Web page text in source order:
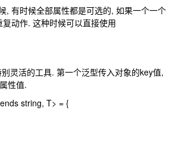
, 有时候全部属性都是可选的, 如果一个一个
动作. 这种时候可以直接使用
灵活的工具. 第一个泛型传入对象的key值,
性值.
string, T> = {